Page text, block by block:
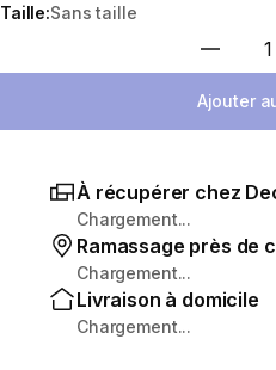
Taille:Sans taille
Ajouter
À récupérer chez
Chargement...
Ramassage près de
Chargement...
Livraison à domicile
Chargement...